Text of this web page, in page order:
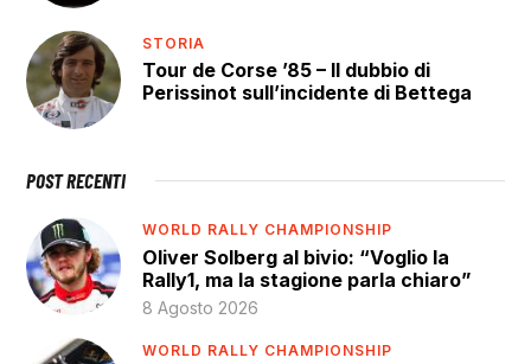
STORIA
Tour de Corse ’85 – Il dubbio di
Perissinot sull’incidente di Bettega
POST RECENTI
WORLD RALLY CHAMPIONSHIP
Oliver Solberg al bivio: “Voglio la
Rally1, ma la stagione parla chiaro”
8 Agosto 2026
WORLD RALLY CHAMPIONSHIP